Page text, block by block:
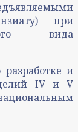
при
вида
и
IV и V